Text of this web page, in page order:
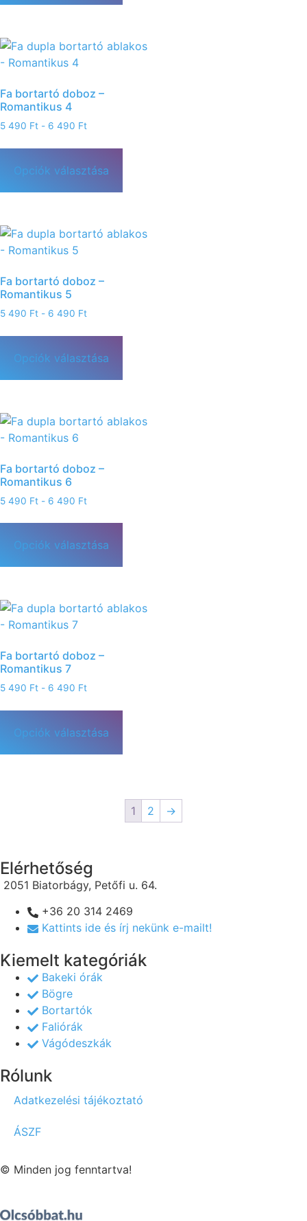
Fa bortartó doboz –
Romantikus 4
5 490 Ft - 6 490 Ft
Opciók választása
Fa bortartó doboz –
Romantikus 5
5 490 Ft - 6 490 Ft
Opciók választása
Fa bortartó doboz –
Romantikus 6
5 490 Ft - 6 490 Ft
Opciók választása
Fa bortartó doboz –
Romantikus 7
5 490 Ft - 6 490 Ft
Opciók választása
1 2 →
Elérhetőség
2051 Biatorbágy, Petőfi u. 64.
+36 20 314 2469
Kattints ide és írj nekünk e-mailt!
Kiemelt kategóriák
Bakeki órák
Bögre
Bortartók
Faliórák
Vágódeszkák
Rólunk
Adatkezelési tájékoztató
ÁSZF
© Minden jog fenntartva!